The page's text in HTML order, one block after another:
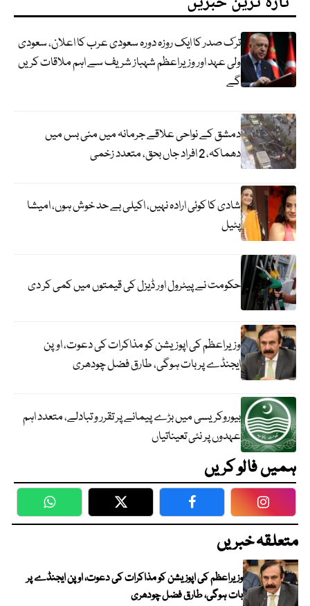
ترک صدر کا ایک روزہ دورہ سعودی عرب کا اعلان، سعودی
ولی عہد اور وزیراعظم شہباز شریف سے اہم ملاقات کریں
گے
دمشق کے نواحی علاقے جرمانہ میں منی بس میں
دھماکہ، 2 افراد جاں بحق، متعدد زخمی
شادی کا کوئی ارادہ نہیں، اکیلی بے حد خوش ہوں، امیشا
پٹیل
حکومت نے پیٹرول اور ڈیزل کی قیمتوں میں کمی کر دی
وزیراعظم کی اپوزیشن کو مذاکرات کی دعوت، اوپن
ایجنڈے پر بات ہوگی، طارق فضل چودھری
بیوروکریسی میں بڑے پیمانے پر تقرر و تبادلے، متعدد اہم
عہدوں پر نئی تعیناتیاں
ہمیں فالو کریں
WhatsApp Twitter Facebook
متعلقہ خبریں
وزیراعظم کی اپوزیشن کو مذاکرات کی دعوت، اوپن ایجنڈے پر
بات ہوگی، طارق فضل چودھری